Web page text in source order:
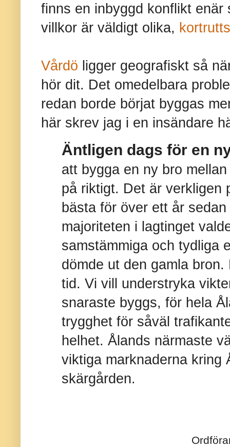
finns en inbyggd konflikt enär
villkor är väldigt olika,
Vårdö ligger geografiskt så
hör dit. Det omedelbara
redan borde börjat byggas
här skrev jag i en insändare
Äntligen dags för en
att bygga en ny bro
på riktigt. Det är verkligen
bästa för över ett år
majoriteten i lagtinget
samstämmiga och tydliga
dömde ut den gamla
tid. Vi vill understryka
snaraste byggs, för hela
trygghet för såväl
helhet. Ålands närmaste
viktiga marknaderna kring
skärgården.